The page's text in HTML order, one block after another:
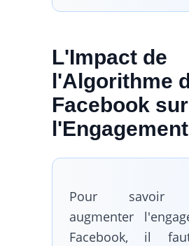
L'Impact de
l'Algorithme
Facebook sur
l'Engagement
Pour savoir
augmenter
Facebook, il